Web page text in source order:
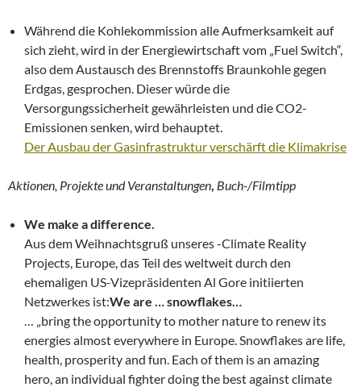
Während die Kohlekommission alle Aufmerksamkeit auf
sich zieht, wird in der Energiewirtschaft vom „Fuel Switch“,
also dem Austausch des Brennstoffs Braunkohle gegen
Erdgas, gesprochen. Dieser würde die
Versorgungssicherheit gewährleisten und die CO2-
Emissionen senken, wird behauptet.
Der Ausbau der Gasinfrastruktur verschärft die Klimakrise
Aktionen, Projekte und Veranstaltungen, Buch-/Filmtipp
We make a difference.
Aus dem Weihnachtsgruß unseres -Climate Reality
Projects, Europe, das Teil des weltweit durch den
ehemaligen US-Vizepräsidenten Al Gore initiierten
Netzwerkes ist:We are … snowflakes…
… „bring the opportunity to mother nature to renew its
energies almost everywhere in Europe. Snowflakes are life,
health, prosperity and fun. Each of them is an amazing
hero, an individual fighter doing the best against climate